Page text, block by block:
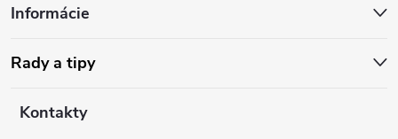
p
ä
Informácie
Rady a tipy
Kontakty